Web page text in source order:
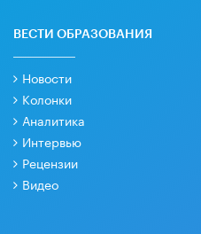
ВЕСТИ ОБРАЗОВАНИЯ
Новости
Колонки
Аналитика
Интервью
Рецензии
Видео